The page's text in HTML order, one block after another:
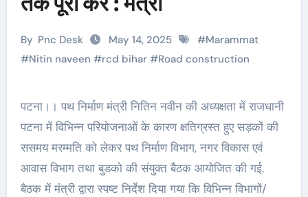
By Pnc Desk May 14, 2025 #Marammat
#Nitin naveen #rcd bihar#Road construction
पटना।। पथ निर्माण मंत्री नितिन नवीन की अध्यक्षता में राजधानी
पटना में विभिन्न परियोजनाओं के कारण क्षतिग्रस्‍त हुए सड़कों की
ससमय मरम्मति को लेकर पथ निर्माण विभाग, नगर विकास एवं
आवास विभाग तथा बुडको की संयुक्त बैठक आयोजित की गई.
बैठक में मंत्री द्वारा स्पष्ट निर्देश दिया गया कि विभिन्न विभागों/